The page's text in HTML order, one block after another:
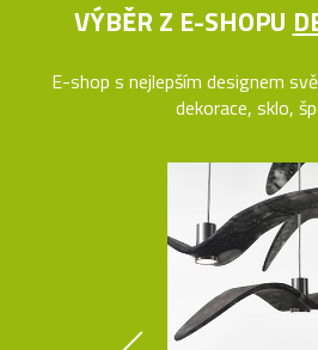
VÝBĚR Z E-SHOPU
E-shop s nejlepším designem
dekorace, sklo,